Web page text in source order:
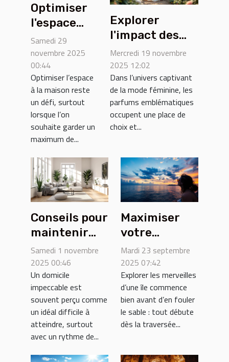
Optimiser
l'espace
chez soi
avec un
monte-
escalier
efficace
Samedi 29
novembre 2025
00:44
Optimiser l’espace
à la maison reste
un défi, surtout
lorsque l’on
souhaite garder un
maximum de...
Explorer
l'impact des
parfums
emblématiques
sur la mode
féminine
actuelle
Mercredi 19 novembre
2025 12:02
Dans l’univers captivant
de la mode féminine, les
parfums emblématiques
occupent une place de
choix et...
Conseils pour
maintenir
votre
domicile
impeccable
sans effort
Samedi 1 novembre
2025 00:46
Un domicile
impeccable est
souvent perçu comme
un idéal difficile à
atteindre, surtout
avec un rythme de...
Maximiser
votre
expérience
de traversée
maritime
vers une île
Mardi 23 septembre
2025 07:42
Explorer les merveilles
d’une île commence
bien avant d’en fouler
le sable : tout débute
dès la traversée...